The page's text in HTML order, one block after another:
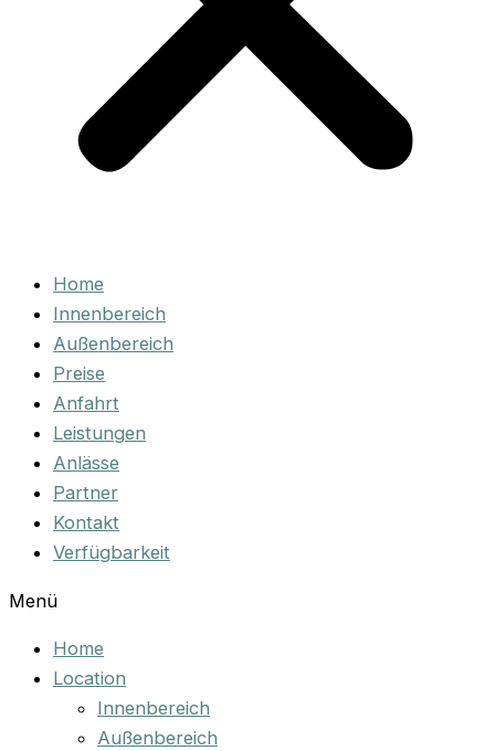
Home
Innenbereich
Außenbereich
Preise
Anfahrt
Leistungen
Anlässe
Partner
Kontakt
Verfügbarkeit
Menü
Home
Location
Innenbereich
Außenbereich